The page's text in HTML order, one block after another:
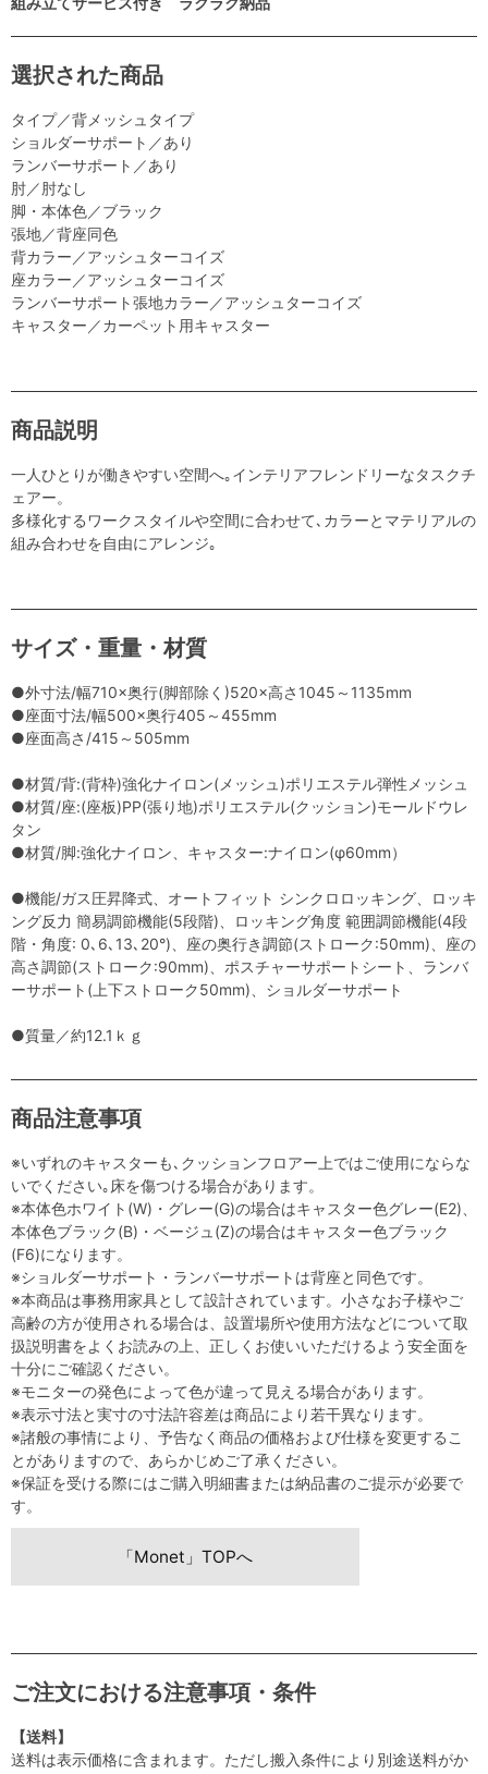
選択された商品
タイプ／背メッシュタイプ
ショルダーサポート／あり
ランバーサポート／あり
肘／肘なし
脚・本体色／ブラック
張地／背座同色
背カラー／アッシュターコイズ
座カラー／アッシュターコイズ
ランバーサポート張地カラー／アッシュターコイズ
キャスター／カーペット用キャスター
商品説明
一人ひとりが働きやすい空間へ｡インテリアフレンドリーなタスクチ
ェアー。
多様化するワークスタイルや空間に合わせて､カラーとマテリアルの
組み合わせを自由にアレンジ｡
サイズ・重量・材質
●外寸法/幅710×奥行(脚部除く)520×高さ1045～1135mm
●座面寸法/幅500×奥行405～455mm
●座面高さ/415～505mm
●材質/背:(背枠)強化ナイロン(メッシュ)ポリエステル弾性メッシュ
●材質/座:(座板)PP(張り地)ポリエステル(クッション)モールドウレ
タン
●材質/脚:強化ナイロン、キャスター:ナイロン(φ60mm）
●機能/ガス圧昇降式、オートフィット シンクロロッキング、ロッキ
ング反力 簡易調節機能(5段階)、ロッキング角度 範囲調節機能(4段
階・角度: 0､6､13､20°)、座の奥行き調節(ストローク:50mm)、座の
高さ調節(ストローク:90mm)、ポスチャーサポートシート、ランバ
ーサポート(上下ストローク50mm)、ショルダーサポート
●質量／約12.1ｋｇ
商品注意事項
※いずれのキャスターも､クッションフロアー上ではご使用にならな
いでください｡床を傷つける場合があります。
※本体色ホワイト(W)・グレー(G)の場合はキャスター色グレー(E2)、
本体色ブラック(B)・ベージュ(Z)の場合はキャスター色ブラック
(F6)になります。
※ショルダーサポート・ランバーサポートは背座と同色です。
※本商品は事務用家具として設計されています。小さなお子様やご
高齢の方が使用される場合は、設置場所や使用方法などについて取
扱説明書をよくお読みの上、正しくお使いいただけるよう安全面を
十分にご確認ください。
※モニターの発色によって色が違って見える場合があります。
※表示寸法と実寸の寸法許容差は商品により若干異なります。
※諸般の事情により、予告なく商品の価格および仕様を変更するこ
とがありますので、あらかじめご了承ください。
※保証を受ける際にはご購入明細書または納品書のご提示が必要で
す。
「Monet」TOPへ
ご注文における注意事項・条件
【送料】
送料は表示価格に含まれます。ただし搬入条件により別途送料がか